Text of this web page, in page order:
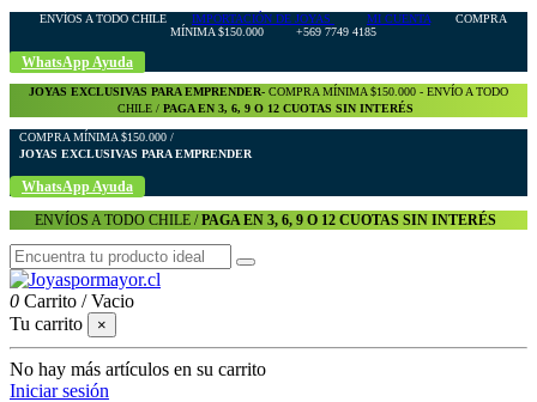
ENVÍOS A TODO CHILE IMPORTACIÓN DE JOYAS MI CUENTA COMPRA
MÍNIMA $150.000 +569 7749 4185
WhatsApp Ayuda
JOYAS EXCLUSIVAS PARA EMPRENDER- COMPRA MÍNIMA $150.000 - ENVÍO A TODO
CHILE / PAGA EN 3, 6, 9 O 12 CUOTAS SIN INTERÉS
COMPRA MÍNIMA $150.000 /
JOYAS EXCLUSIVAS PARA EMPRENDER
WhatsApp Ayuda
ENVÍOS A TODO CHILE /PAGA EN 3, 6, 9 O 12 CUOTAS SIN INTERÉS
0 Carrito /Vacio
Tu carrito
×
No hay más artículos en su carrito
Iniciar sesión